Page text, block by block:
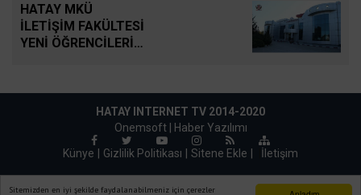
Sitemizden en iyi şekilde faydalanabilmeniz için çerezler
HATAY MKÜ
İLETİŞİM FAKÜLTESİ
YENİ ÖĞRENCİLERİNİ
HATAY INTERNET TV 2014-2020
Onemsoft |
Haber Yazılımı
Künye
Gizlilik Politikası Sitene Ekle İletişim